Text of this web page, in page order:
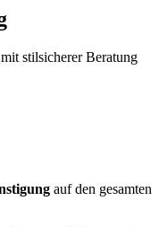
stilsicherer Beratung
auf den gesamten